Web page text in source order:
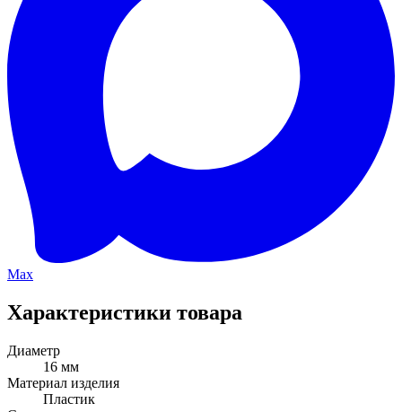
Max
Характеристики товара
Диаметр
16 мм
Материал изделия
Пластик